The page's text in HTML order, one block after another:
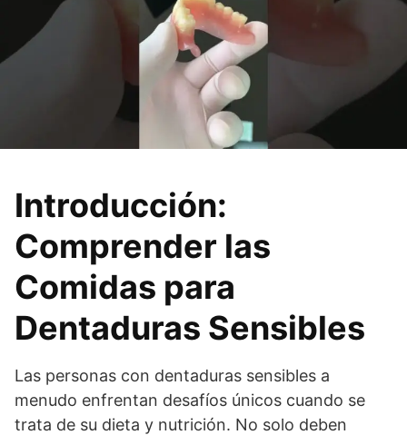
Introducción:
Comprender las
Comidas para
Dentaduras Sensibles
Las personas con dentaduras sensibles a
menudo enfrentan desafíos únicos cuando se
trata de su dieta y nutrición. No solo deben